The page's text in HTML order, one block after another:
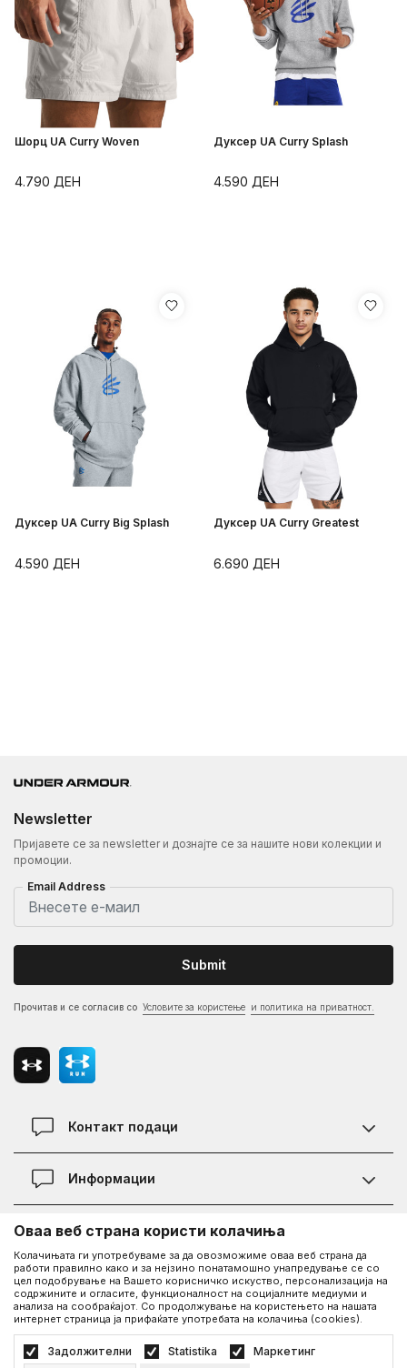
Шорц UA Curry Woven
4.790 ДЕН
Дуксер UA Curry Splash
4.590 ДЕН
Дуксер UA Curry Big Splash
4.590 ДЕН
Дуксер UA Curry Greatest
6.690 ДЕН
Newsletter
Пријавете се за newsletter и дознајте се за нашите нови колекции и
промоции.
Email Address
Submit
Прочитав и се согласив со Условите за користење и политика на приватност.
Контакт подаци
Контакт
Информации
Политика на приватност
Најчести прашања
Како да купите
Информации за Under Armour
За нас - приказната за Under Armour
Дознајте повеќе за UA
Вработување
Соработка
UA Social
Facebook
©2026www.underarmour.mk, ИзработкаNB SOFT. Сите права задржани.
Политика на приватност
Услови на користење
Оваа веб страна користи колачиња
Колачињата ги употребуваме за да овозможиме оваа веб страна да
работи правилно како и за нејзино понатамошно унапредување се со
цел подобрување на Вашето корисничко искуство, персонализација на
содржините и огласите, функционалност на социјалните медиуми и
анализа на сообраќајот. Со продолжување на користењето на нашата
интернет страница ја прифаќате употребата на колачиња (cookies).
Задолжителни Statistika Маркетинг